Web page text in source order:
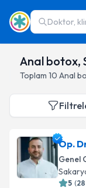
Doktor,
Anal botox,
Toplam 10 Anal
Op.
Genel
5 (28